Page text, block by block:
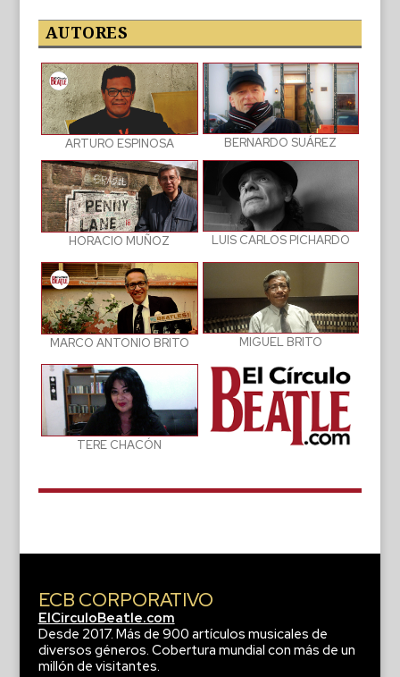
publicaciones
AUTORES
ARTURO ESPINOSA BERNARDO SUÁREZ
HORACIO MUÑOZ LUIS CARLOS PICHARDO
MARCO ANTONIO BRITO MIGUEL BRITO
TERE CHACÓN
ECB CORPORATIVO
ElCirculoBeatle.com
Desde 2017. Más de 900 artículos musicales de
diversos géneros. Cobertura mundial con más de un
millón de visitantes.